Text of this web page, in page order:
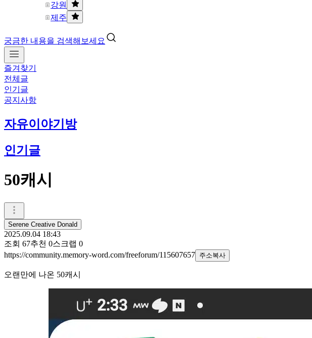
강원
제주
궁금한 내용을 검색해보세요
즐겨찾기
전체글
인기글
공지사항
자유이야기방
인기글
50캐시
Serene Creative Donald
2025.09.04 18:43
조회 67추천 0스크랩 0
https://community.memory-word.com/freeforum/115607657 주소복사
오랜만에 나온 50캐시